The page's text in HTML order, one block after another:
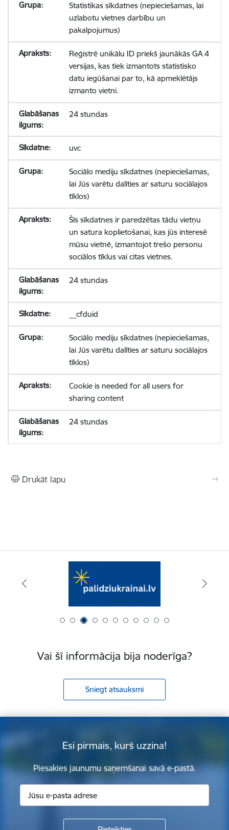
Statistikas sīkdatnes (nepieciešamas, lai
uzlabotu vietnes darbību un
pakalpojumus)
Reģistrē unikālu ID priekš jaunākās GA 4
versijas, kas tiek izmantots statistisko
datu iegūšanai par to, kā apmeklētājs
izmanto vietni.
24 stundas
uvc
Sociālo mediju sīkdatnes (nepieciešamas,
lai Jūs varētu dalīties ar saturu sociālajos
tīklos)
Šīs sīkdatnes ir paredzētas tādu vietņu
un satura koplietošanai, kas jūs interesē
mūsu vietnē, izmantojot trešo personu
sociālos tīklus vai citas vietnes.
24 stundas
__cfduid
Sociālo mediju sīkdatnes (nepieciešamas,
lai Jūs varētu dalīties ar saturu sociālajos
tīklos)
Cookie is needed for all users for
sharing content
24 stundas
Drukāt lapu
Vai šī informācija bija noderīga?
Sniegt atsauksmi
Esi pirmais, kurš uzzina!
Piesakies jaunumu saņemšanai savā e-pastā.